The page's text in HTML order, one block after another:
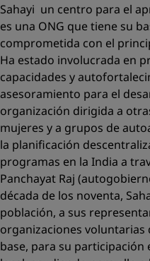
Sahayi ­ un centro para el
es una ONG que tiene su
comprometida con el
Ha estado involucrada en
capacidades y
asesoramiento para el
organización dirigida a
mujeres y a grupos de
la planificación
programas en la India a
Panchayat Raj
década de los noventa,
población, a sus
organizaciones voluntarias
base, para su